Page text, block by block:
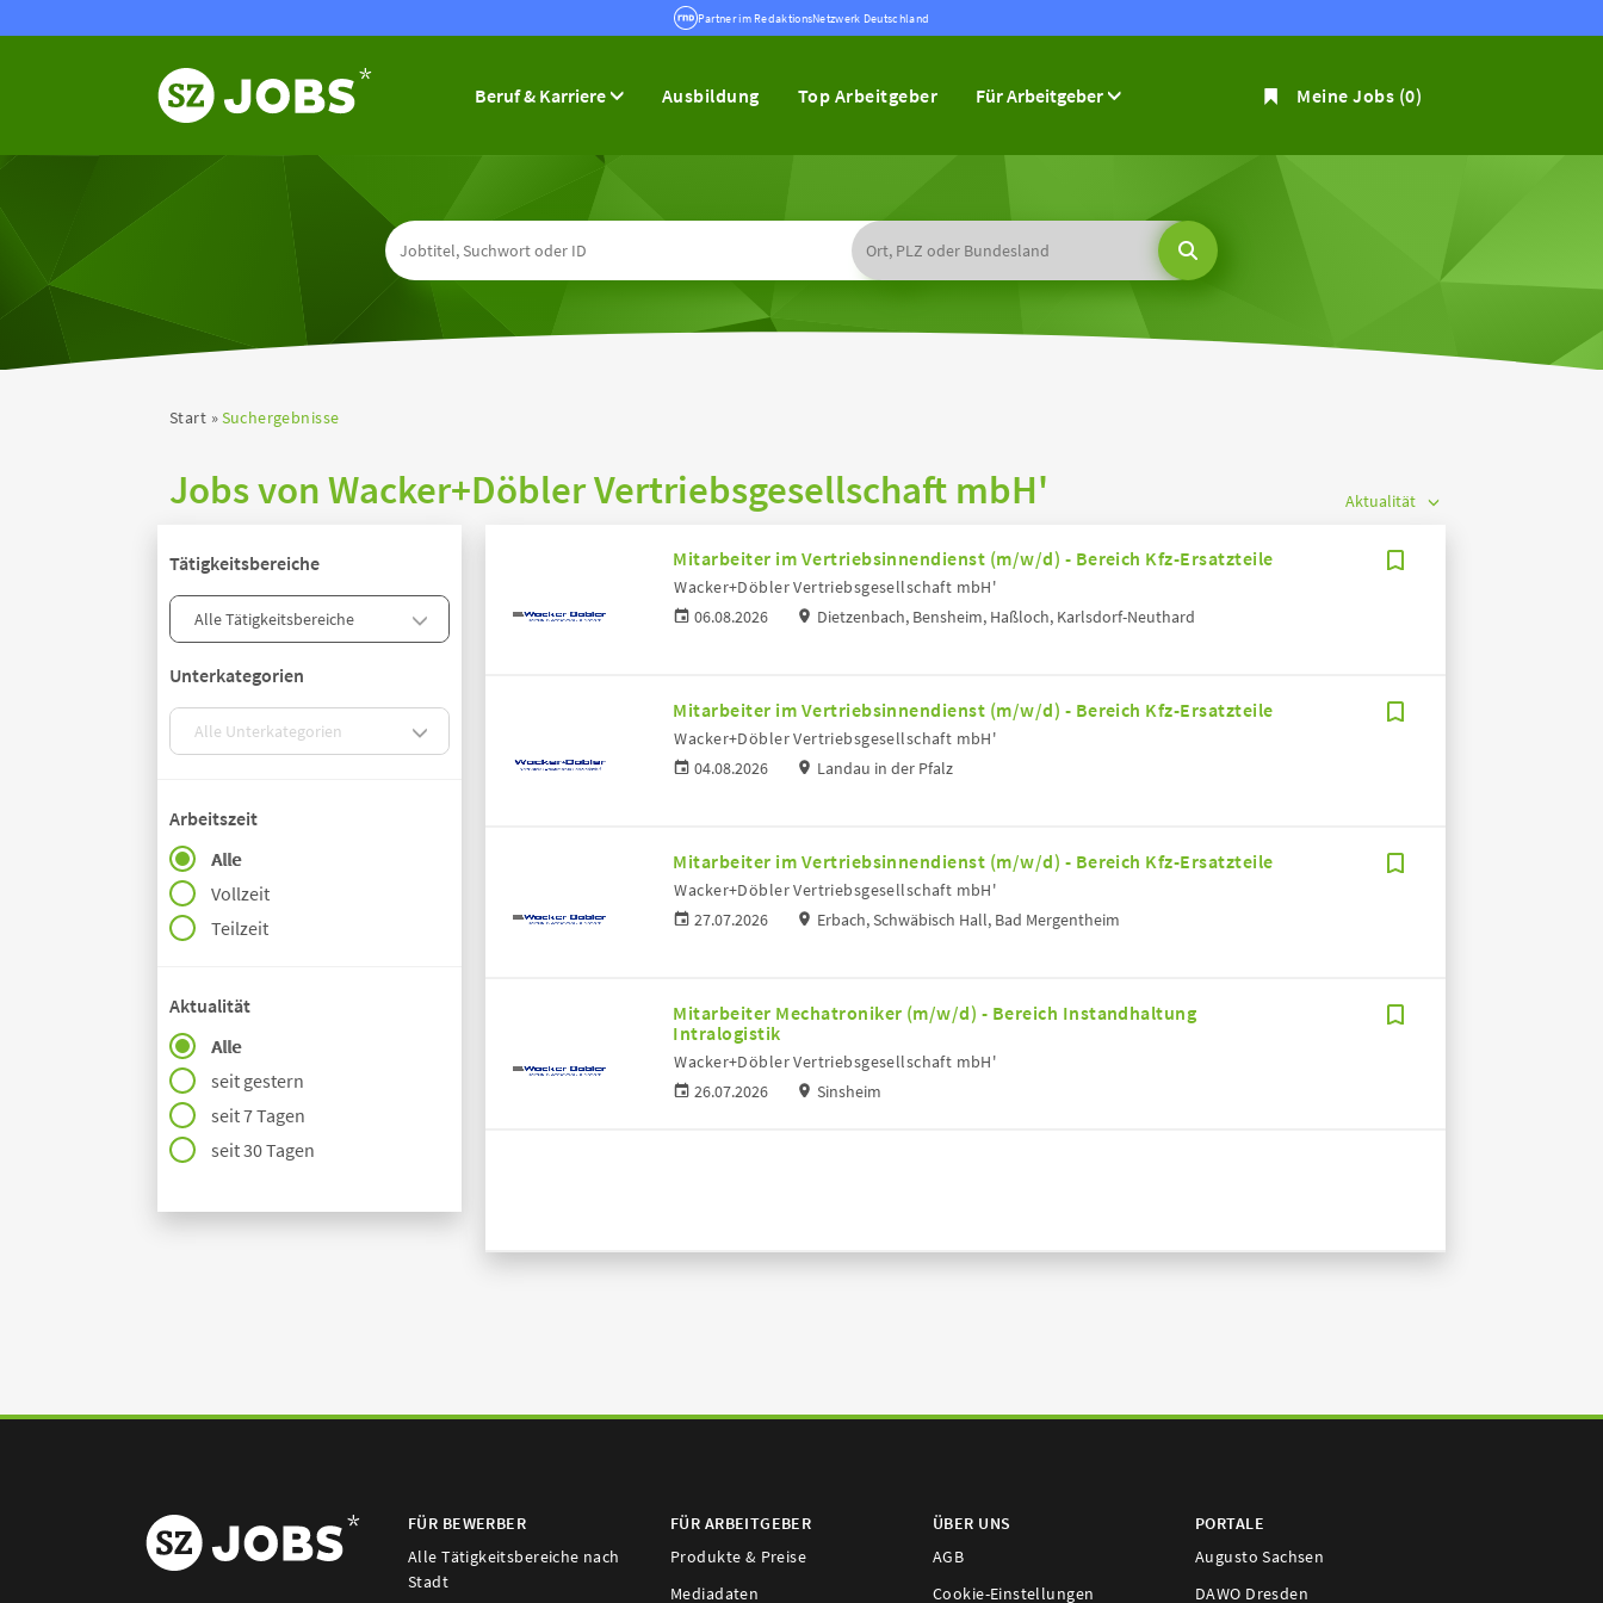
Partner im RedaktionsNetzwerk Deutschland
Beruf & Karriere Ausbildung Top Arbeitgeber Für Arbeitgeber Meine Jobs (0)
Start Suchergebnisse
Jobs von Wacker+Döbler Vertriebsgesellschaft mbH'
Tätigkeitsbereiche
Unterkategorien
Arbeitszeit
Alle
Vollzeit
Teilzeit
Aktualität
Alle
seit gestern
seit 7 Tagen
seit 30 Tagen
Mitarbeiter im Vertriebsinnendienst (m/w/d) - Bereich Kfz-Ersatzteile
06.08.2026
Wacker+Döbler Vertriebsgesellschaft mbH'
Dietzenbach, Bensheim, Haßloch, Karlsdorf-Neuthard
Mitarbeiter im Vertriebsinnendienst (m/w/d) - Bereich Kfz-Ersatzteile
04.08.2026
Wacker+Döbler Vertriebsgesellschaft mbH'
Landau in der Pfalz
Mitarbeiter im Vertriebsinnendienst (m/w/d) - Bereich Kfz-Ersatzteile
27.07.2026
Wacker+Döbler Vertriebsgesellschaft mbH'
Erbach, Schwäbisch Hall, Bad Mergentheim
Mitarbeiter Mechatroniker (m/w/d) - Bereich Instandhaltung
Intralogistik
26.07.2026
Wacker+Döbler Vertriebsgesellschaft mbH'
Sinsheim
FÜR BEWERBER
Alle Tätigkeitsbereiche nach
Stadt
FÜR ARBEITGEBER
Produkte & Preise
Mediadaten
ÜBER UNS
AGB
Cookie-Einstellungen
PORTALE
Augusto Sachsen
DAWO Dresden